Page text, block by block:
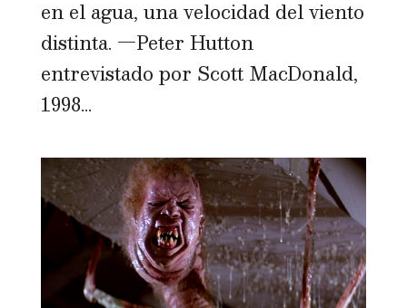
en el agua, una velocidad del viento
distinta. —Peter Hutton
entrevistado por Scott MacDonald,
1998...